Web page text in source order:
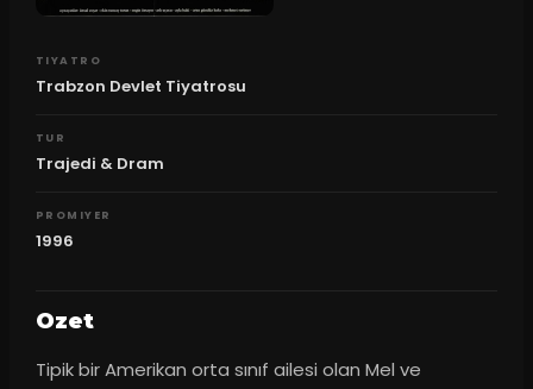
TIYATRO
Trabzon Devlet Tiyatrosu
TUR
Trajedi & Dram
PROMIYER
1996
Ozet
Tipik bir Amerikan orta sınıf ailesi olan Mel ve